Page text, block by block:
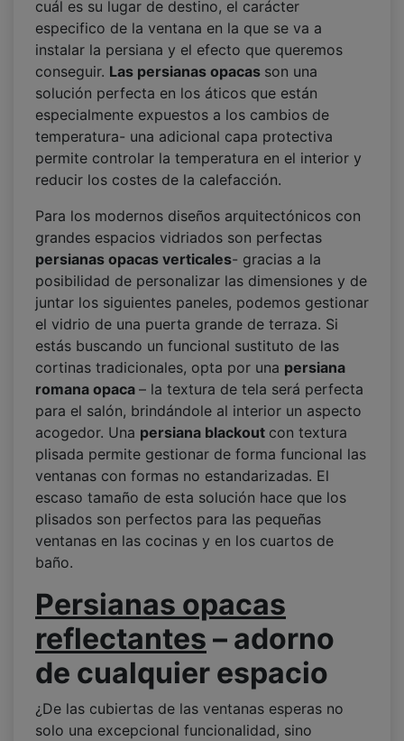
cuál es su lugar de destino, el carácter
especifico de la ventana en la que se va a
instalar la persiana y el efecto que queremos
conseguir. Las persianas opacas son una
solución perfecta en los áticos que están
especialmente expuestos a los cambios de
temperatura- una adicional capa protectiva
permite controlar la temperatura en el interior y
reducir los costes de la calefacción.
Para los modernos diseños arquitectónicos con
grandes espacios vidriados son perfectas
persianas opacas verticales- gracias a la
posibilidad de personalizar las dimensiones y de
juntar los siguientes paneles, podemos gestionar
el vidrio de una puerta grande de terraza. Si
estás buscando un funcional sustituto de las
cortinas tradicionales, opta por una persiana
romana opaca – la textura de tela será perfecta
para el salón, brindándole al interior un aspecto
acogedor. Una persiana blackout con textura
plisada permite gestionar de forma funcional las
ventanas con formas no estandarizadas. El
escaso tamaño de esta solución hace que los
plisados son perfectos para las pequeñas
ventanas en las cocinas y en los cuartos de
baño.
Persianas opacas
reflectantes – adorno
de cualquier espacio
¿De las cubiertas de las ventanas esperas no
solo una excepcional funcionalidad, sino